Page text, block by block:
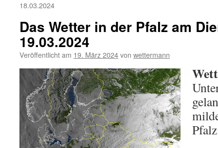
18.03.2024
Das Wetter in der Pfalz am
19.03.2024
Veröffentlicht am 19. März 2024von wettermann